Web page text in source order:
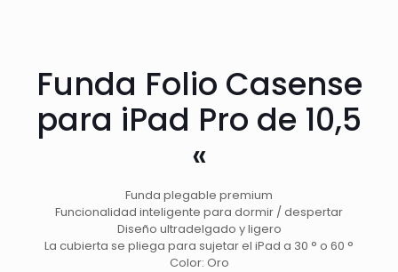
Funda Folio Casense
para iPad Pro de 10,5
«
Funda plegable premium
Funcionalidad inteligente para dormir / despertar
Diseño ultradelgado y ligero
La cubierta se pliega para sujetar el iPad a 30 ° o 60 °
Color: Oro